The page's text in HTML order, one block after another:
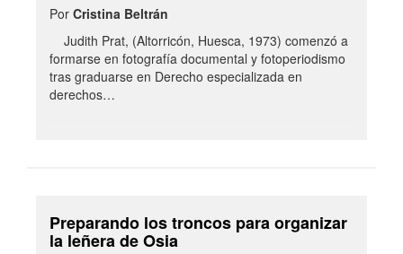
Por Cristina Beltrán
Judith Prat, (Altorricón, Huesca, 1973) comenzó a
formarse en fotografía documental y fotoperiodismo
tras graduarse en Derecho especializada en
derechos…
Preparando los troncos para organizar
la leñera de Osia